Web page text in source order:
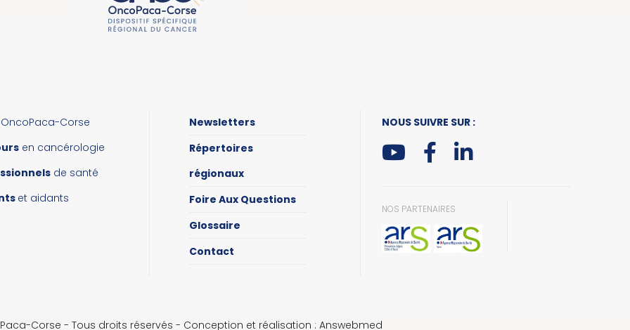
OncoPaca-Corse
en cancérologie
de santé
et aidants
Newsletters
Répertoires
régionaux
Foire Aux Questions
Glossaire
Contact
NOUS SUIVRE SUR :
NOS PARTENAIRES
Corse - Tous droits réservés - Conception et réalisation : Answebmed